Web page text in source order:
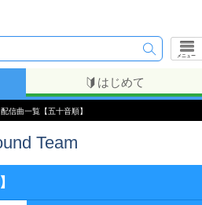
メニュー
はじめて
信曲一覧【五十音順】
Team